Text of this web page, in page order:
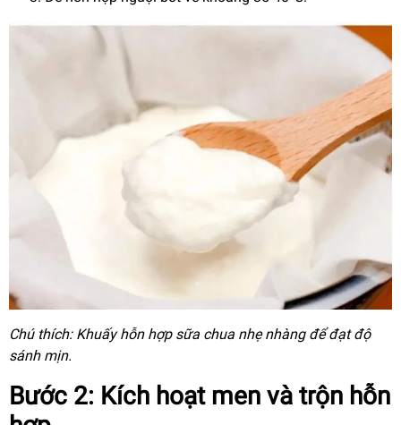
Chú thích: Khuấy hỗn hợp sữa chua nhẹ nhàng để đạt độ
sánh mịn.
Bước 2: Kích hoạt men và trộn hỗn